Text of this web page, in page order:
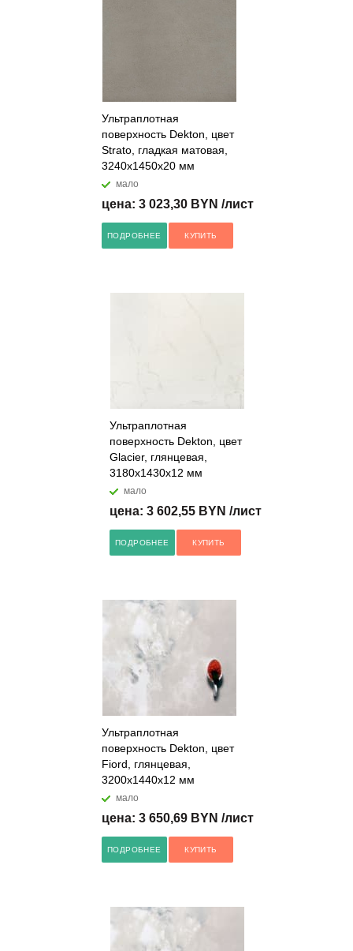
Ультраплотная
поверхность Dekton, цвет
Strato, гладкая матовая,
3240x1450x20 мм
мало
цена: 3 023,30 BYN /лист
ПОДРОБНЕЕ КУПИТЬ
Ультраплотная
поверхность Dekton, цвет
Glacier, глянцевая,
3180x1430x12 мм
мало
цена: 3 602,55 BYN /лист
ПОДРОБНЕЕ КУПИТЬ
Ультраплотная
поверхность Dekton, цвет
Fiord, глянцевая,
3200x1440x12 мм
мало
цена: 3 650,69 BYN /лист
ПОДРОБНЕЕ КУПИТЬ